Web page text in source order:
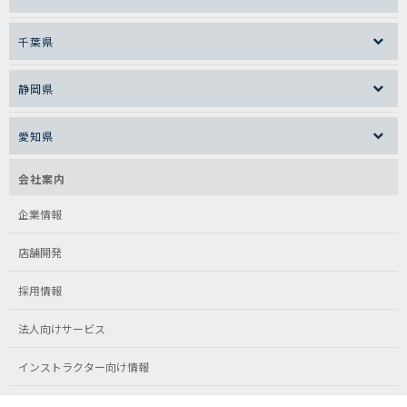
千葉県
静岡県
愛知県
会社案内
企業情報
店舗開発
採用情報
法人向けサービス
インストラクター向け情報